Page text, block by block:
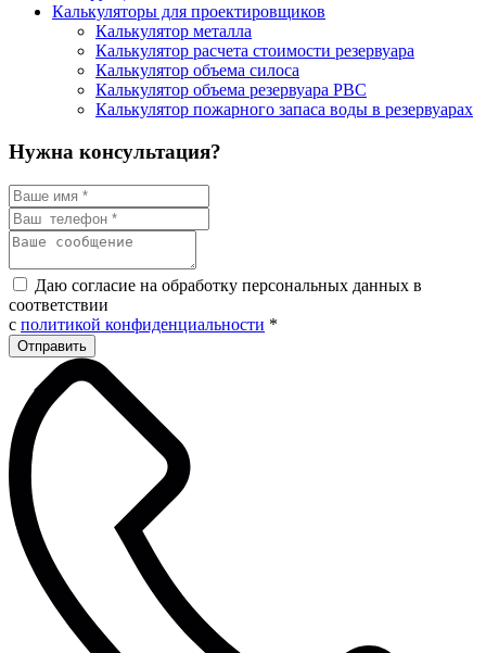
Калькуляторы для проектировщиков
Калькулятор металла
Калькулятор расчета стоимости резервуара
Калькулятор объема силоса
Калькулятор объема резервуара РВС
Калькулятор пожарного запаса воды в резервуарах
Нужна консультация?
Даю согласие на обработку персональных данных в
соответствии
с политикой конфиденциальности *